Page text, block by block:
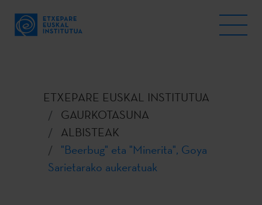
ETXEPARE EUSKAL INSTITUTUA
GAURKOTASUNA
ALBISTEAK
"Beerbug" eta "Minerita", Goya
Sarietarako aukeratuak